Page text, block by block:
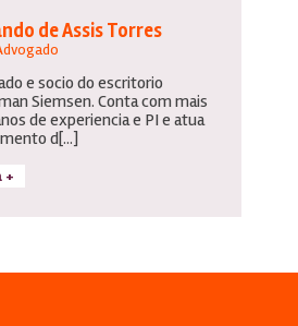
de Assis Torres
e socio do escritorio
Siemsen. Conta com mais
de experiencia e PI e atua
d[...]
+